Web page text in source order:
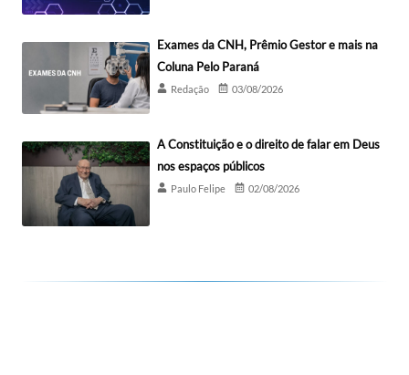
Exames da CNH, Prêmio Gestor e mais na
Coluna Pelo Paraná
Redação 03/08/2026
A Constituição e o direito de falar em Deus
nos espaços públicos
Paulo Felipe 02/08/2026